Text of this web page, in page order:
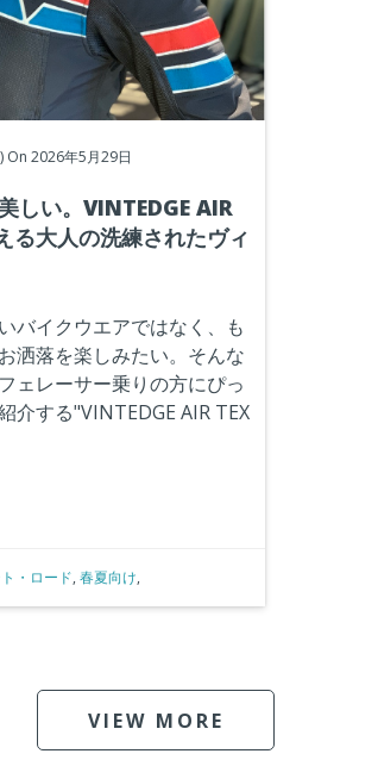
On 2026年5月29日
しい。VINTEDGE AIR
る大人の洗練されたヴィ
バイクウエアではなく、も
洒落を楽しみたい。そんな
ェレーサー乗りの方にぴっ
介する"VINTEDGE AIR TEX
・ロード, 春夏向け,
VIEW MORE